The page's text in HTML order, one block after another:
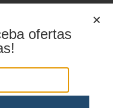
ofertas